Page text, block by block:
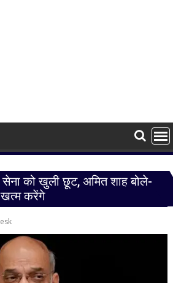
को खुली छूट, अमित शाह बोले-
करेंगे